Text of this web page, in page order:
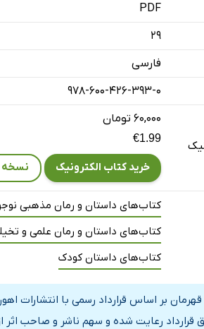
PDF
29
فارسی
978-600-426-393-0
۶۰,۰۰۰ تومان
€1.99
خرید کتاب الکترونیک نسخه
کتاب‌های داستان و رمان مذهبی
کتاب‌های داستان و رمان علمی و
کتاب‌های داستان کودک
بر اساس قرارداد رسمی با انتشارات
قرارداد رعایت شده و سهم ناشر و صاحب